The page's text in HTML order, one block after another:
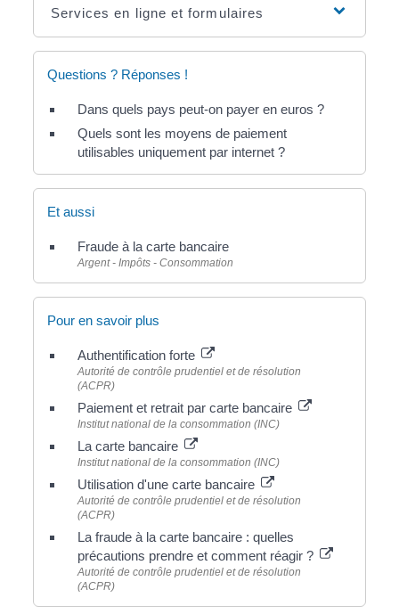
Services en ligne et formulaires
Questions ? Réponses !
Dans quels pays peut-on payer en euros ?
Quels sont les moyens de paiement
utilisables uniquement par internet ?
Et aussi
Fraude à la carte bancaire
Argent - Impôts - Consommation
Pour en savoir plus
Authentification forte
Autorité de contrôle prudentiel et de résolution
(ACPR)
Paiement et retrait par carte bancaire
Institut national de la consommation (INC)
La carte bancaire
Institut national de la consommation (INC)
Utilisation d'une carte bancaire
Autorité de contrôle prudentiel et de résolution
(ACPR)
La fraude à la carte bancaire : quelles
précautions prendre et comment réagir ?
Autorité de contrôle prudentiel et de résolution
(ACPR)